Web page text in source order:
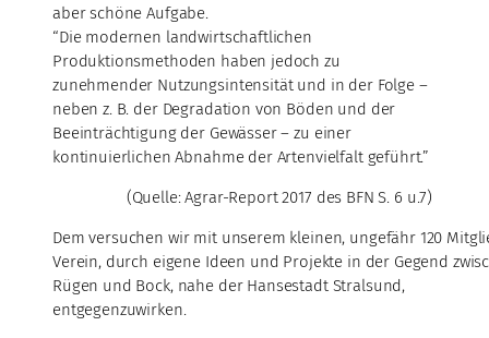
aber schöne Aufgabe.
“Die modernen landwirtschaftlichen
Produktionsmethoden haben jedoch zu
zunehmender Nutzungsintensität und in der Folge –
neben z. B. der Degradation von Böden und der
Beeinträchtigung der Gewässer – zu einer
kontinuierlichen Abnahme der Artenvielfalt geführt.”
(Quelle: Agrar-Report 2017 des BFN S. 6 u.7)
Dem versuchen wir mit unserem kleinen, ungefähr 120
Verein, durch eigene Ideen und Projekte in der Gegend
Rügen und Bock, nahe der Hansestadt Stralsund,
entgegenzuwirken.